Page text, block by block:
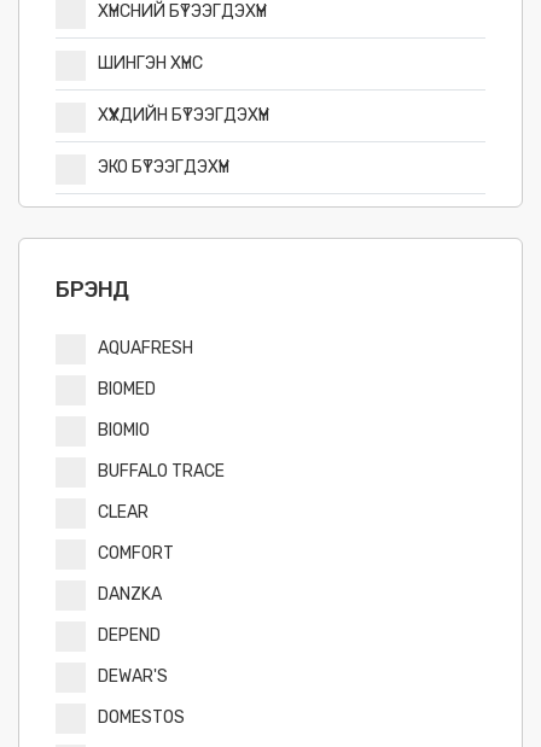
ХҮНСНИЙ БҮТЭЭГДЭХҮҮН
ШИНГЭН ХҮНС
ХҮҮХДИЙН БҮТЭЭГДЭХҮҮН
ЭКО БҮТЭЭГДЭХҮҮН
БРЭНД
AQUAFRESH
BIOMED
BIOMIO
BUFFALO TRACE
CLEAR
COMFORT
DANZKA
DEPEND
DEWAR'S
DOMESTOS